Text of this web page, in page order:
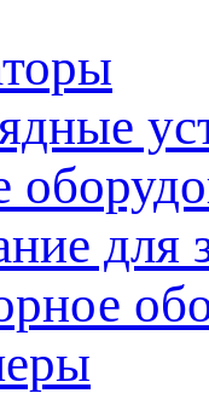
для